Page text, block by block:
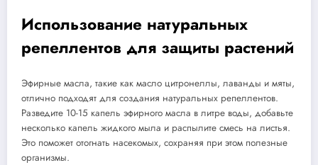
Использование натуральных
репеллентов для защиты растений
Эфирные масла, такие как масло цитронеллы, лаванды и мяты,
отлично подходят для создания натуральных репеллентов.
Разведите 10-15 капель эфирного масла в литре воды, добавьте
несколько капель жидкого мыла и распылите смесь на листья.
Это поможет отогнать насекомых, сохраняя при этом полезные
организмы.